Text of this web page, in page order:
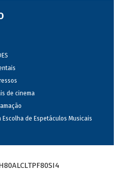
de cinema
Escolha de Espetáculos Musicais